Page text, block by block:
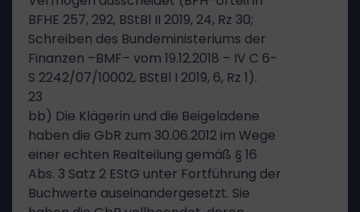
BFHE 257, 292, BStBl II 2019, 24, Rz 30;
Schreiben des Bundeministeriums der
Finanzen –BMF– vom 19.12.2018 – IV C 6-
S 2242/07/10002, BStBl I 2019, 6, Rz 1).
23
bb) Die Klägerin und die Beigeladene
haben die GbR zum 30.06.2012 im Wege
einer echten Realteilung gemäß § 16
Abs. 3 Satz 2 EStG unter Fortführung der
Buchwerte auseinandergesetzt. Sie